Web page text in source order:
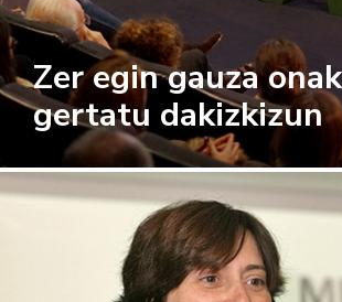
Zer egin gauza onak
gertatu dakizkizun